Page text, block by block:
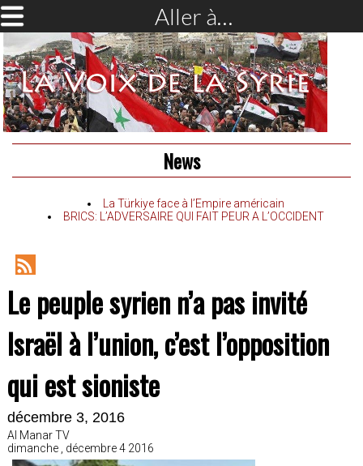
Aller à…
News
La Türkiye face à l’Empire américain
BRICS: L’ADVERSAIRE QUI FAIT PEUR A L’OCCIDENT
RSS
Le peuple syrien n’a pas invité
Israël à l’union, c’est l’opposition
qui est sioniste
décembre 3, 2016
Al Manar TV
dimanche , décembre 4 2016